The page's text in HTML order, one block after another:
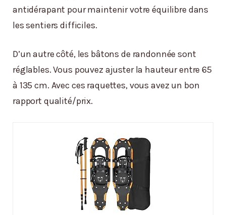
antidérapant pour maintenir votre équilibre dans
les sentiers difficiles.
D’un autre côté, les bâtons de randonnée sont
réglables. Vous pouvez ajuster la hauteur entre 65
à 135 cm. Avec ces raquettes, vous avez un bon
rapport qualité/prix.